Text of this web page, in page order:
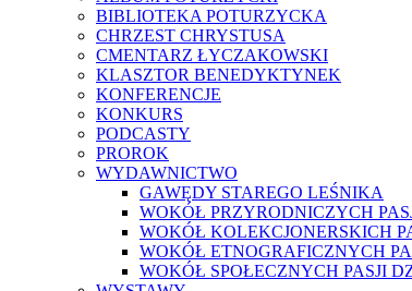
BIBLIOTEKA POTURZYCKA
CHRZEST CHRYSTUSA
CMENTARZ ŁYCZAKOWSKI
KLASZTOR BENEDYKTYNEK
KONFERENCJE
KONKURS
PODCASTY
PROROK
WYDAWNICTWO
GAWĘDY STAREGO LEŚNIKA
WOKÓŁ PRZYRODNICZYCH
WOKÓŁ KOLEKCJONERSKICH
WOKÓŁ ETNOGRAFICZNYCH
WOKÓŁ SPOŁECZNYCH PASJI